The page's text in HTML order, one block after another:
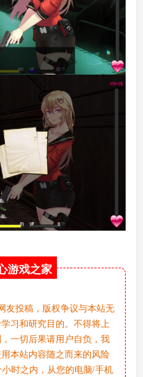
游戏之家
友投稿，版权争议与本站无
习和研究目的。不得将上
一切后果请用户自负，我
本站内容随之而来的风险
时之内，从您的电脑/手机